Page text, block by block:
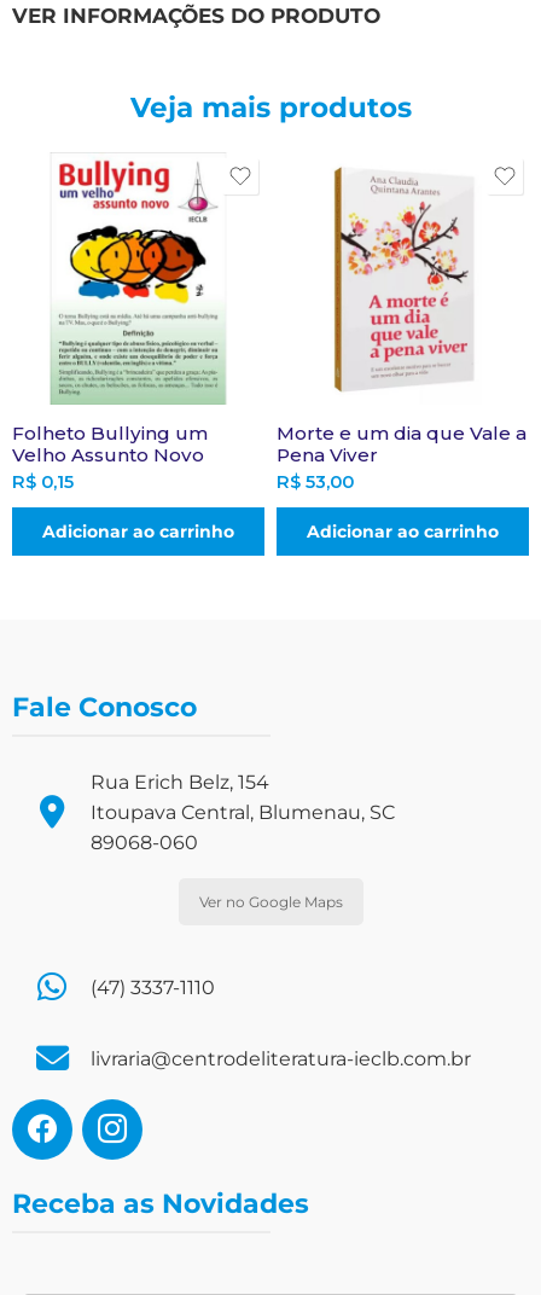
VER INFORMAÇÕES DO PRODUTO
Veja mais produtos
Folheto Bullying um
Velho Assunto Novo
R$ 0,15
Adicionar ao carrinho
Morte e um dia que Vale a
Pena Viver
R$ 53,00
Adicionar ao carrinho
Fale Conosco
Rua Erich Belz, 154
Itoupava Central, Blumenau, SC
89068-060
Ver no Google Maps
(47) 3337-1110
livraria@centrodeliteratura-ieclb.com.br
Receba as Novidades